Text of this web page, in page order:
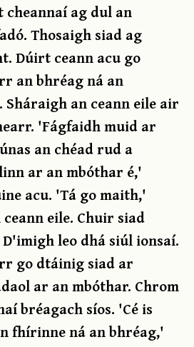
ag dul an
Thosaigh siad ag
Dúirt ceann acu go
an bhréag ná an
an ceann eile air
'Fágfaidh muid ar
an chéad rud a
ar an mbóthar é,'
acu. 'Tá go maith,'
eile. Chuir siad
D'imigh leo dhá siúl ionsaí.
go dtáinig siad ar
ar an mbóthar. Chrom
bréagach síos. 'Cé is
fhírinne ná an bhréag,'